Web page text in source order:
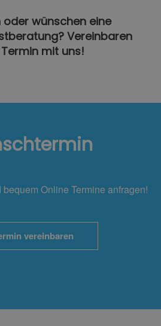
oder wünschen eine
Vereinbaren
mit uns!
Online Termine anfragen!
vereinbaren